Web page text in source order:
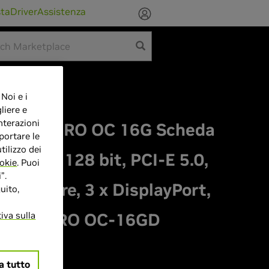
DriverAssistenza
Ti AERO OC 16G Scheda
128 bit, PCI-E 5.0,
Core, 3 x DisplayPort,
OC-16GD
e i
e
le
dei
. Puoi
sulla
tutto